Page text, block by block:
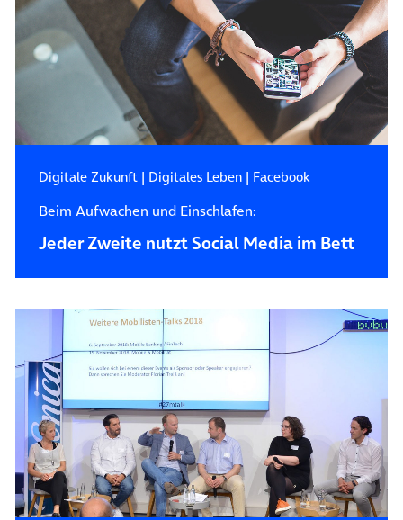
Digitale Zukunft| Digitales Leben| Facebook
Beim Aufwachen und Einschlafen:
Jeder Zweite nutzt Social Media im Bett